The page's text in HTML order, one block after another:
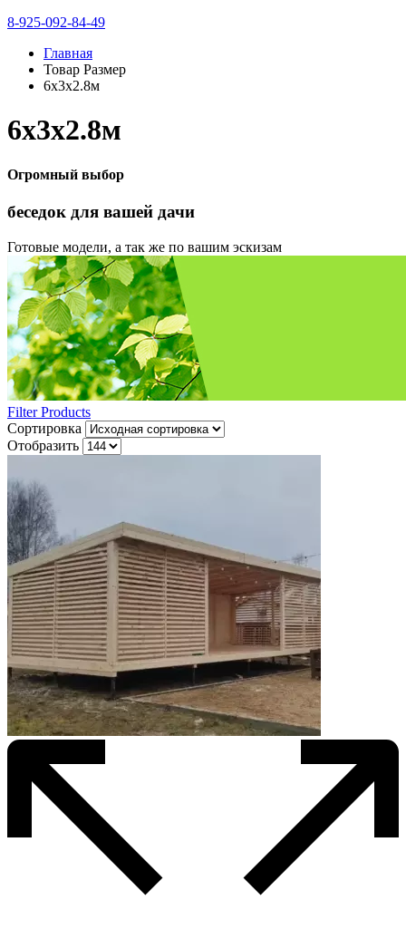
8-925-092-84-49
Главная
Товар Размер
6х3х2.8м
6х3х2.8м
Огромный выбор
беседок для вашей дачи
Готовые модели, а так же по вашим эскизам
Filter Products
Сортировка
Отобразить